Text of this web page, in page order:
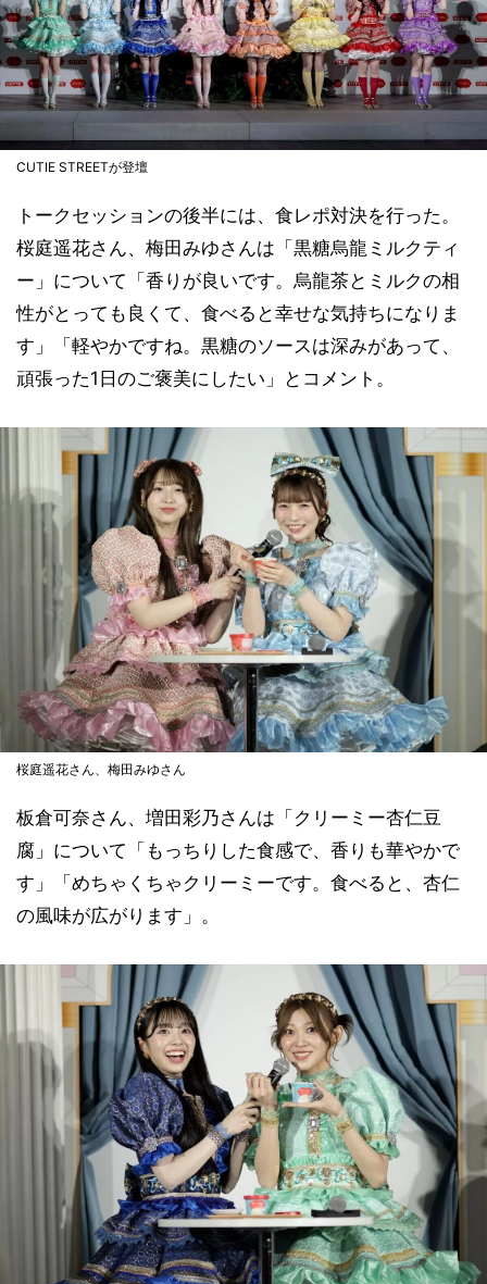
CUTIE STREETが登壇
トークセッションの後半には、食レポ対決を行った。
桜庭遥花さん、梅田みゆさんは「黒糖烏龍ミルクティ
ー」について「香りが良いです。烏龍茶とミルクの相
性がとっても良くて、食べると幸せな気持ちになりま
す」「軽やかですね。黒糖のソースは深みがあって、
頑張った1日のご褒美にしたい」とコメント。
桜庭遥花さん、梅田みゆさん
板倉可奈さん、増田彩乃さんは「クリーミー杏仁豆
腐」について「もっちりした食感で、香りも華やかで
す」「めちゃくちゃクリーミーです。食べると、杏仁
の風味が広がります」。